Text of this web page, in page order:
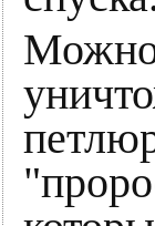
Можно